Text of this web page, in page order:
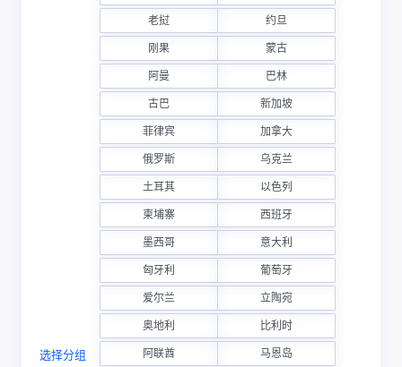
选择分组
老挝 约旦
刚果 蒙古
阿曼 巴林
古巴 新加坡
菲律宾 加拿大
俄罗斯 乌克兰
土耳其 以色列
柬埔寨 西班牙
墨西哥 意大利
匈牙利 葡萄牙
爱尔兰 立陶宛
奥地利 比利时
阿联酋 马恩岛